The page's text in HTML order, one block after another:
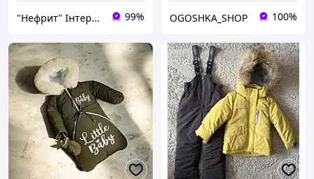
"Нефрит" Інтернет-магазин 99% OGOSHKA_SHOP 100%